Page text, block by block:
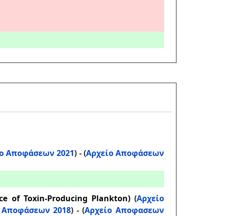
Αποφάσεων 2021) -(Αρχείο Αποφάσεων
of Toxin-Producing Plankton)(Αρχείο
Αποφάσεων 2018) - (Αρχείο Αποφασεων